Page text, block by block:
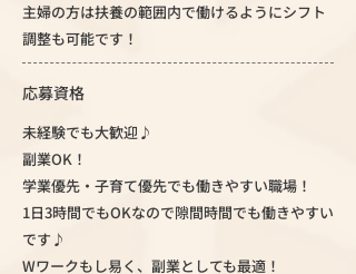
主婦の方は扶養の範囲内で働けるようにシフト
調整も可能です！
応募資格
未経験でも大歓迎♪
副業OK！
学業優先・子育て優先でも働きやすい職場！
1日3時間でもOKなので隙間時間でも働きやすい
です♪
Wワークもし易く、副業としても最適！